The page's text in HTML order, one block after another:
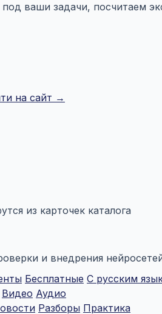
под ваши задачи, посчитаем
на сайт →
из карточек каталога
и внедрения
Бесплатные С русским
Видео Аудио
Разборы Практика